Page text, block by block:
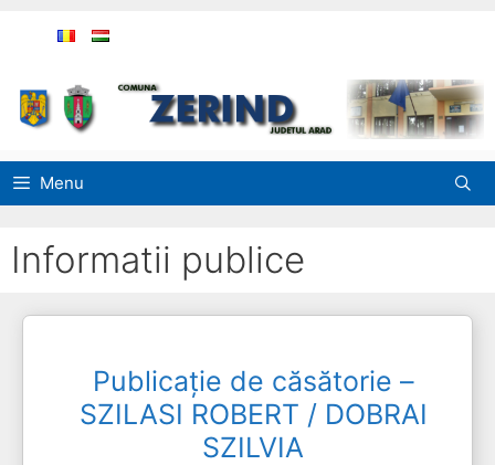
Menu
Informatii publice
Publicație de căsătorie –
SZILASI ROBERT / DOBRAI
SZILVIA